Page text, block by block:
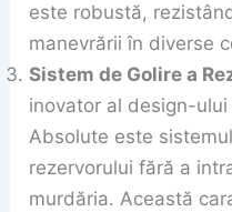
este robustă,
manevrării în diverse
Sistem de Golire a
inovator al design-
Absolute este
rezervorului fără a
murdăria. Această